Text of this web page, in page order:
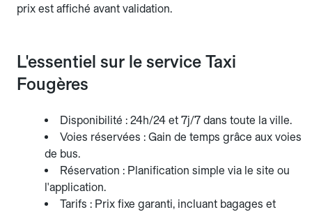
prix est affiché avant validation.
L'essentiel sur le service Taxi
Fougères
Disponibilité : 24h/24 et 7j/7 dans toute la ville.
Voies réservées : Gain de temps grâce aux voies
de bus.
Réservation : Planification simple via le site ou
l'application.
Tarifs : Prix fixe garanti, incluant bagages et